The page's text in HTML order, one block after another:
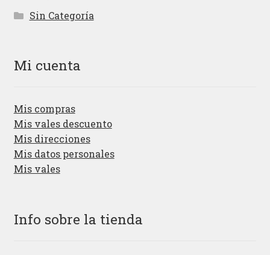
Sin Categoría
Mi cuenta
Mis compras
Mis vales descuento
Mis direcciones
Mis datos personales
Mis vales
Info sobre la tienda